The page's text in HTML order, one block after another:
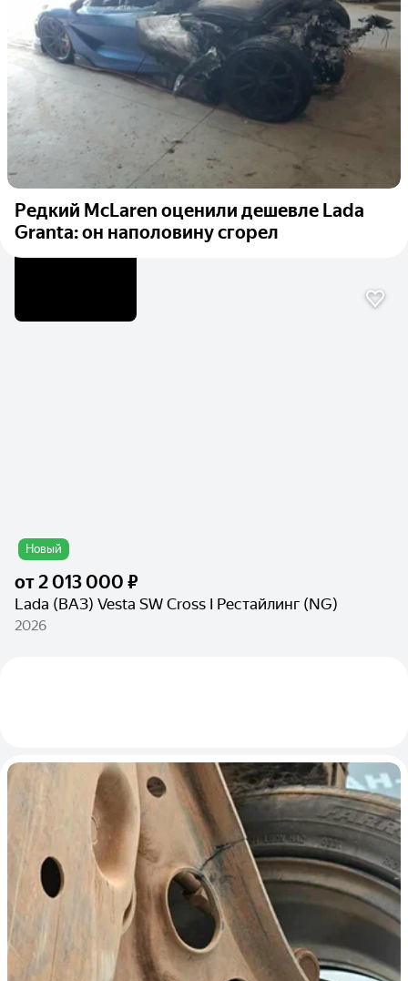
Редкий McLaren оценили дешевле Lada
Granta: он наполовину сгорел
Новый
от2 013 000 ₽
Lada (ВАЗ) Vesta SW Cross I Рестайлинг (NG)
2026